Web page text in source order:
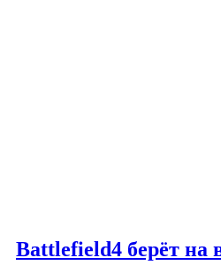
Battlefield4 берёт на